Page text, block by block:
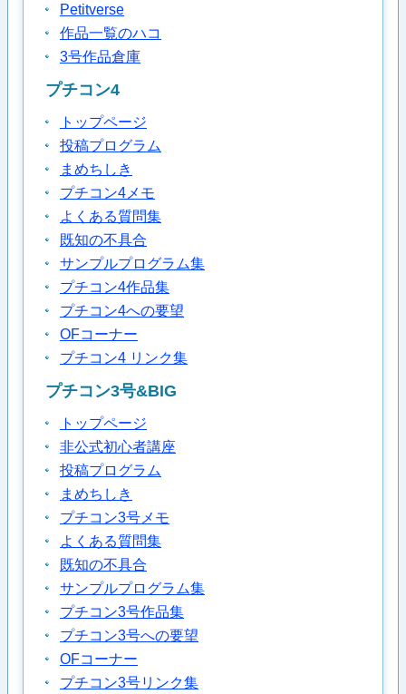
Petitverse
作品一覧のハコ
3号作品倉庫
プチコン4
トップページ
投稿プログラム
まめちしき
プチコン4メモ
よくある質問集
既知の不具合
サンプルプログラム集
プチコン4作品集
プチコン4への要望
OFコーナー
プチコン4 リンク集
プチコン3号&BIG
トップページ
非公式初心者講座
投稿プログラム
まめちしき
プチコン3号メモ
よくある質問集
既知の不具合
サンプルプログラム集
プチコン3号作品集
プチコン3号への要望
OFコーナー
プチコン3号リンク集